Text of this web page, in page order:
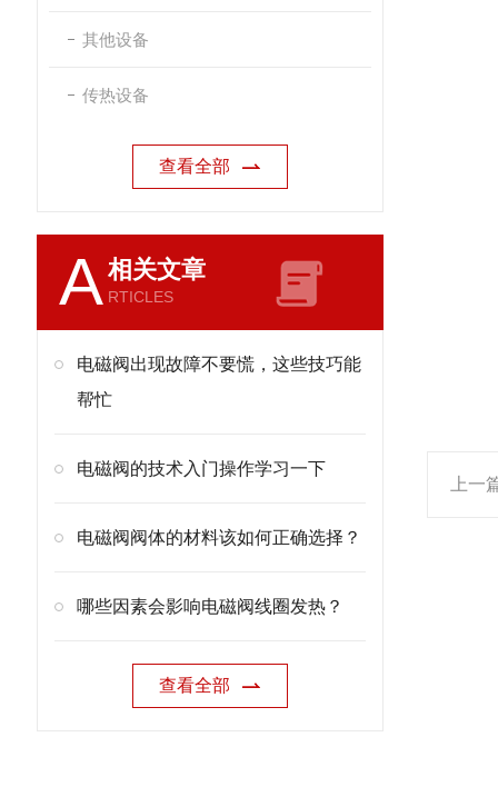
其他设备
传热设备
查看全部
A相关文章
RTICLES
电磁阀出现故障不要慌，这些技巧能
帮忙
电磁阀的技术入门操作学习一下
电磁阀阀体的材料该如何正确选择？
哪些因素会影响电磁阀线圈发热？
查看全部
上一